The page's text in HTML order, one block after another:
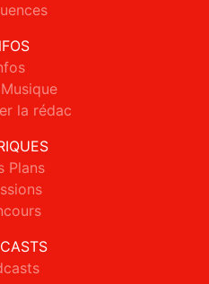
la rédac
Plans